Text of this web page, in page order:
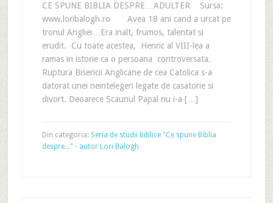
CE SPUNE BIBLIA DESPRE…ADULTER Sursa:
www.loribalogh.ro Avea 18 ani cand a urcat pe
tronul Angliei…Era inalt, frumos, talentat si
erudit. Cu toate acestea, Henric al VIII-lea a
ramas in istorie ca o persoana controversata.
Ruptura Bisericii Anglicane de cea Catolica s-a
datorat unei neintelegeri legate de casatorie si
divort. Deoarece Scaunul Papal nu i-a […]
Din categoria: Seria de studii biblice "Ce spune Biblia
despre..." - autor Lori Balogh